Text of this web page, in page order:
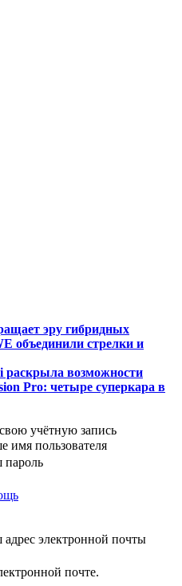
эру гибридных
объединили стрелки и
раскрыла возможности
Pro: четыре суперкара в
учётную запись
имя пользователя
электронной почты
почте.